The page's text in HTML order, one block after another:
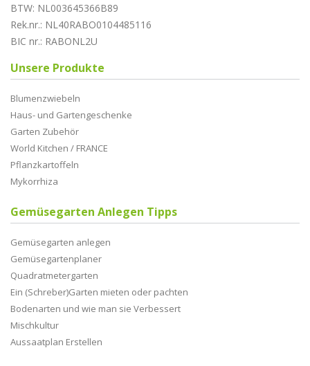
BTW: NL003645366B89
Rek.nr.: NL40RABO0104485116
BIC nr.: RABONL2U
Unsere Produkte
Blumenzwiebeln
Haus- und Gartengeschenke
Garten Zubehör
World Kitchen / FRANCE
Pflanzkartoffeln
Mykorrhiza
Gemüsegarten Anlegen Tipps
Gemüsegarten anlegen
Gemüsegartenplaner
Quadratmetergarten
Ein (Schreber)Garten mieten oder pachten
Bodenarten und wie man sie Verbessert
Mischkultur
Aussaatplan Erstellen